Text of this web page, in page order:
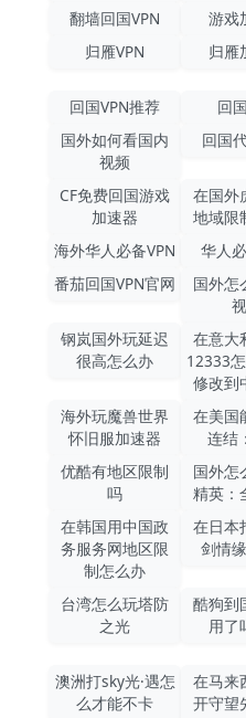
翻墙回国VPN
游戏
归雁VPN
归雁
回国VPN推荐
回
国外如何看国内
视频
回国
CF免费回国游戏
加速器
在国外
地域限
海外华人必备VPN
华人
番茄回国VPN官网
国外怎
钢岚国外玩延迟
很高怎么办
在意大
12333
修改到
海外玩魔兽世界
怀旧服加速器
在美国
连结
优酷有地区限制
吗
国外怎
精英：
在韩国用中国政
务服务网地区限
制怎么办
在日本
剑情
台湾怎么玩塔防
之光
酷狗到
用了
澳洲打sky光·遇怎
么才能不卡
在马来
开守望